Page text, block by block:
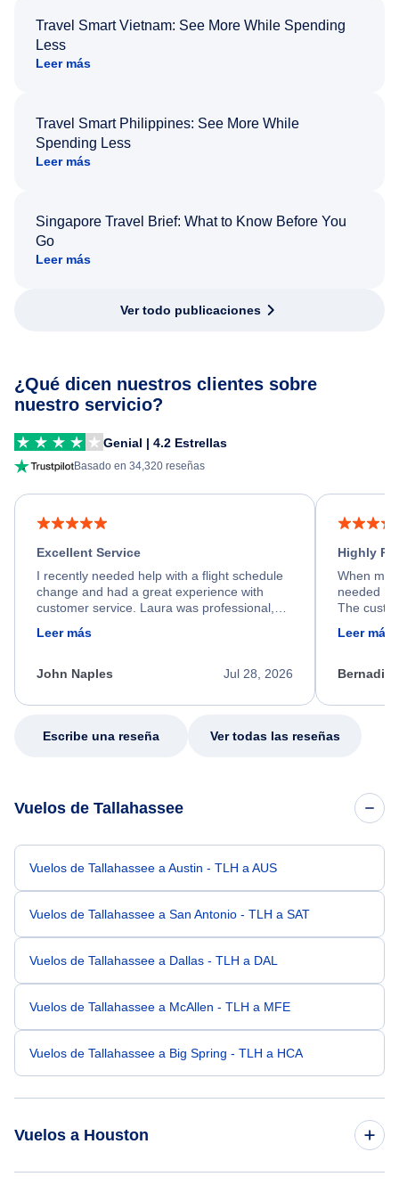
Travel Smart Vietnam: See More While Spending
Less
Leer más
Travel Smart Philippines: See More While
Spending Less
Leer más
Singapore Travel Brief: What to Know Before You
Go
Leer más
Ver todo publicaciones
¿Qué dicen nuestros clientes sobre
nuestro servicio?
Genial | 4.2 Estrellas
Basado en 34,320 reseñas
Excellent Service
I recently needed help with a flight schedule
change and had a great experience with
customer service. Laura was professional,
friendly, and very helpful throughout the
process. She quickly found a solution and
appreciate her excellent service.
Leer más
Jul 28, 2026
John Naples
Highly
When my
needed
The
calm,
my issue.
Leer más
Escribe una reseña Ver todas las reseñas
Vuelos de Tallahassee
Vuelos de Tallahassee a Austin - TLH a AUS
Vuelos de Tallahassee a San Antonio - TLH a SAT
Vuelos de Tallahassee a Dallas - TLH a DAL
Vuelos de Tallahassee a McAllen - TLH a MFE
Vuelos de Tallahassee a Big Spring - TLH a HCA
Vuelos a Houston